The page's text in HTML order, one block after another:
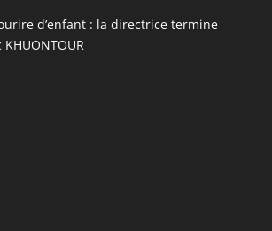
d’enfant : la directrice termine